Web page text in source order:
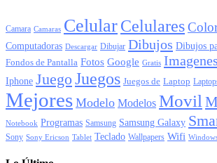
Camara Camaras CelularCelulares
Computadoras Descargar Dibujar Dibujos Dibujos
Fondos de Pantalla Fotos Google Gratis Imagenes
Iphone Juego Juegos Juegos de Laptop
Mejores Modelo Modelos Movil
Notebook Programas Samsung Samsung Galaxy
Sony Sony Ericson Tablet Teclado Wallpapers Wifi